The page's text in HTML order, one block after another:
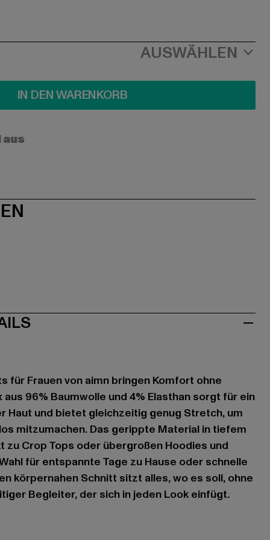
AUSWÄHLEN
IN DEN WARENKORB
für Frauen von aimn bringen Komfort ohne
96% Baumwolle und 4% Elasthan sorgt für ein
Haut und bietet gleichzeitig genug Stretch, um
mitzumachen. Das gerippte Material in tiefem
Crop Tops oder übergroßen Hoodies und
für entspannte Tage zu Hause oder schnelle
körpernahen Schnitt sitzt alles, wo es soll, ohne
Begleiter, der sich in jeden Look einfügt.